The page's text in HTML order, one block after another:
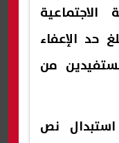
الاجتماعية
حد الإعفاء
من
نص